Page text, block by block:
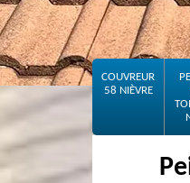
COUVREUR
58 NIÈVRE